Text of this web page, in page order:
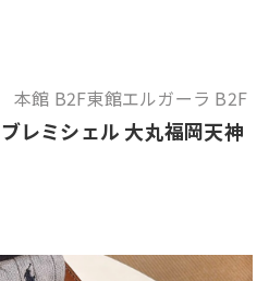
本館 B2F東館エルガーラ B2F
レミシェル 大丸福岡天神